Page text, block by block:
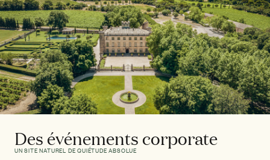
Des événements corporate
UN SITE NATUREL DE QUIÉTUDE ABSOLUE